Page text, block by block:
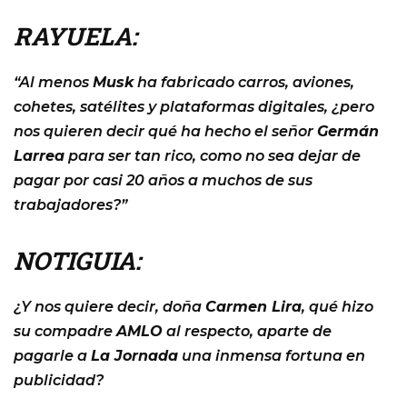
RAYUELA:
“Al menos Muskha fabricado carros, aviones,
cohetes, satélites y plataformas digitales, ¿pero
nos quieren decir qué ha hecho el señor Germán
Larrea para ser tan rico, como no sea dejar de
pagar por casi 20 años a muchos de sus
trabajadores?”
NOTIGUIA:
¿Y nos quiere decir, doña Carmen Lira, qué hizo
su compadreAMLO al respecto, aparte de
pagarle a La Jornada una inmensa fortuna en
publicidad?